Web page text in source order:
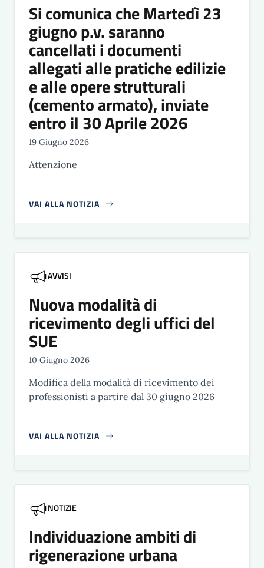
Si comunica che Martedì 23
giugno p.v. saranno
cancellati i documenti
allegati alle pratiche edilizie
e alle opere strutturali
(cemento armato), inviate
entro il 30 Aprile 2026
19 Giugno 2026
Attenzione
VAI ALLA NOTIZIA
AVVISI
Nuova modalità di
ricevimento degli uffici del
SUE
10 Giugno 2026
Modifica della modalità di ricevimento dei
professionisti a partire dal 30 giugno 2026
VAI ALLA NOTIZIA
NOTIZIE
Individuazione ambiti di
rigenerazione urbana